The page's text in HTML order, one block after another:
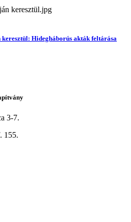
Hidegháborús akták feltárása
3-7.
155.